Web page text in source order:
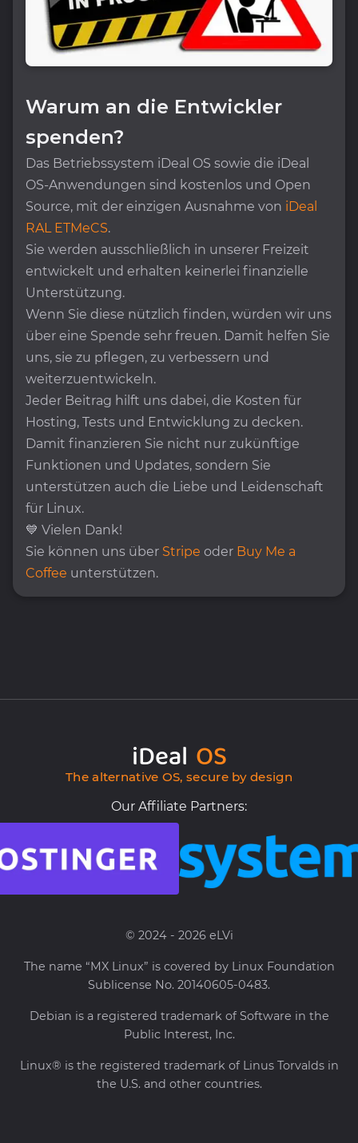
Warum an die Entwickler
spenden?
Das Betriebssystem iDeal OS sowie die iDeal
OS-Anwendungen sind kostenlos und Open
Source, mit der einzigen Ausnahme von iDeal
RAL ETMeCS.
Sie werden ausschließlich in unserer Freizeit
entwickelt und erhalten keinerlei finanzielle
Unterstützung.
Wenn Sie diese nützlich finden, würden wir uns
über eine Spende sehr freuen. Damit helfen Sie
uns, sie zu pflegen, zu verbessern und
weiterzuentwickeln.
Jeder Beitrag hilft uns dabei, die Kosten für
Hosting, Tests und Entwicklung zu decken.
Damit finanzieren Sie nicht nur zukünftige
Funktionen und Updates, sondern Sie
unterstützen auch die Liebe und Leidenschaft
für Linux.
💙 Vielen Dank!
Sie können uns über Stripe oder Buy Me a
Coffee unterstützen.
iDealOS
The alternative OS, secure by design
Our Affiliate Partners:
© 2024 - 2026 eLVi
The name “MX Linux” is covered by Linux Foundation
Sublicense No. 20140605-0483.
Debian is a registered trademark of Software in the
Public Interest, Inc.
Linux® is the registered trademark of Linus Torvalds in
the U.S. and other countries.